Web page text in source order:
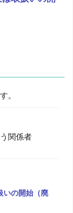
。
関係者
いの開始（廃